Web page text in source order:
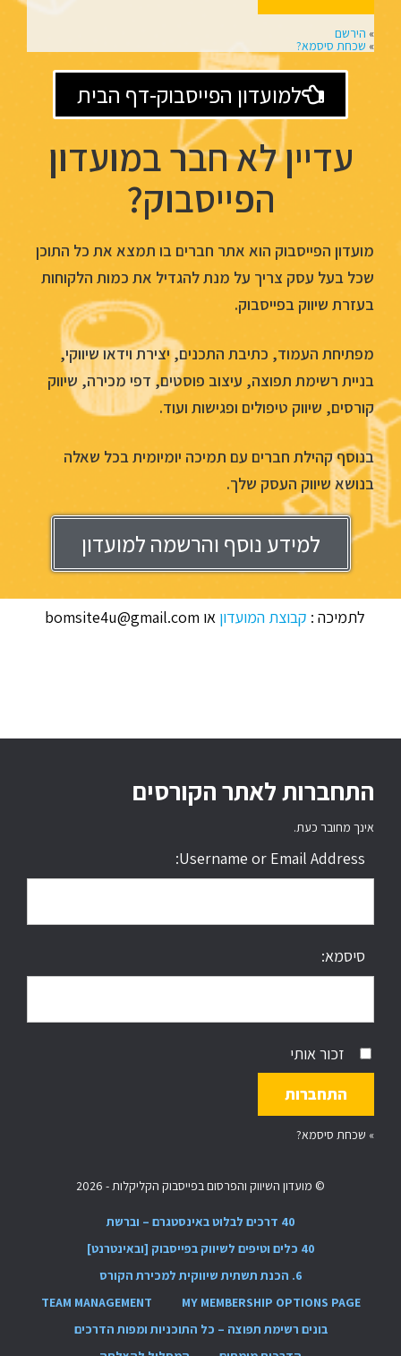
» הירשם
» שכחת סיסמא?
למועדון הפייסבוק-דף הבית
עדיין לא חבר במועדון
הפייסבוק?
מועדון הפייסבוק הוא אתר חברים בו תמצא את כל התוכן
שכל בעל עסק צריך על מנת להגדיל את כמות הלקוחות
בעזרת שיווק בפייסבוק.
מפתיחת העמוד, כתיבת התכנים, יצירת וידאו שיווקי,
בניית רשימת תפוצה, עיצוב פוסטים, דפי מכירה, שיווק
קורסים, שיווק טיפולים ופגישות ועוד.
בנוסף קהילת חברים עם תמיכה יומיומית בכל שאלה
בנושא שיווק העסק שלך.
למידע נוסף והרשמה למועדון
לתמיכה : קבוצת המועדון או bomsite4u@gmail.com
התחברות לאתר הקורסים
אינך מחובר כעת.
Username or Email Address:
סיסמא:
זכור אותי
» שכחת סיסמא?
© מועדון השיווק והפרסום בפייסבוק הקליקלות - 2026
40 דרכים לבלוט באינסטגרם – וברשת
40 כלים וטיפים לשיווק בפייסבוק [ובאינטרנט]
6. הכנת תשתית שיווקית למכירת הקורס
MY MEMBERSHIP OPTIONS PAGE
TEAM MANAGEMENT
בונים רשימת תפוצה – כל התוכניות ומפות הדרכים